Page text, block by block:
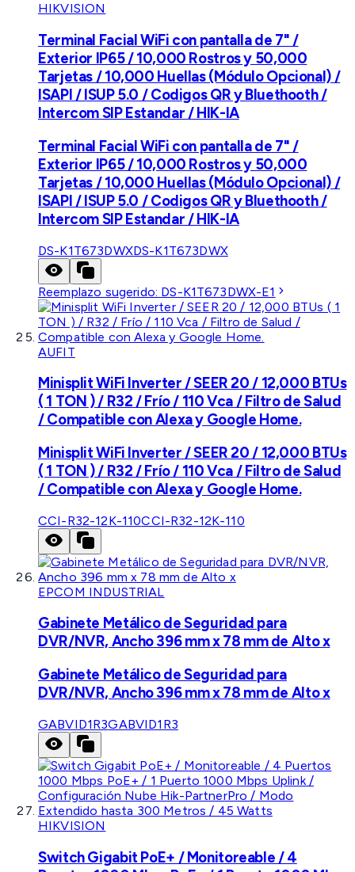
HIKVISION
Terminal Facial WiFi con pantalla de 7" /
Exterior IP65 / 10,000 Rostros y 50,000
Tarjetas / 10,000 Huellas (Módulo Opcional) /
ISAPI / ISUP 5.0 / Codigos QR y Bluethooth /
Intercom SIP Estandar / HIK-IA
Terminal Facial WiFi con pantalla de 7" /
Exterior IP65 / 10,000 Rostros y 50,000
Tarjetas / 10,000 Huellas (Módulo Opcional) /
ISAPI / ISUP 5.0 / Codigos QR y Bluethooth /
Intercom SIP Estandar / HIK-IA
DS-K1T673DWXDS-K1T673DWX
Reemplazo sugerido: DS-K1T673DWX-E1
AUFIT
Minisplit WiFi Inverter / SEER 20 / 12,000 BTUs
( 1 TON ) / R32 / Frío / 110 Vca / Filtro de Salud
/ Compatible con Alexa y Google Home.
Minisplit WiFi Inverter / SEER 20 / 12,000 BTUs
( 1 TON ) / R32 / Frío / 110 Vca / Filtro de Salud
/ Compatible con Alexa y Google Home.
CCI-R32-12K-110CCI-R32-12K-110
EPCOM INDUSTRIAL
Gabinete Metálico de Seguridad para
DVR/NVR, Ancho 396 mm x 78 mm de Alto x
Gabinete Metálico de Seguridad para
DVR/NVR, Ancho 396 mm x 78 mm de Alto x
GABVID1R3GABVID1R3
HIKVISION
Switch Gigabit PoE+ / Monitoreable / 4